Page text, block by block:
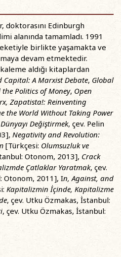
doktorasını Edinburgh
alanında tamamladı. 1991
birlikte yaşamakta ve
devam etmektedir.
aldığı kitaplardan
Capital: A Marxist Debate, Global
Politics of Money, Open
Zapatista!: Reinventing
the World Without Taking Power
Değiştirmek, çev. Pelin
Negativity and Revolution:
[Türkçesi: Olumsuzluk ve
Otonom, 2013], Crack
Çatlaklar Yaratmak, çev.
Otonom, 2011], In, Against, and
Kapitalizmin İçinde, Kapitalizme
, çev. Utku Özmakas, İstanbul:
, çev. Utku Özmakas, İstanbul: